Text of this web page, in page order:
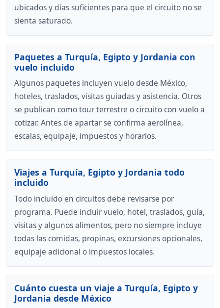
ubicados y días suficientes para que el circuito no se
sienta saturado.
Paquetes a Turquía, Egipto y Jordania con
vuelo incluido
Algunos paquetes incluyen vuelo desde México,
hoteles, traslados, visitas guiadas y asistencia. Otros
se publican como tour terrestre o circuito con vuelo a
cotizar. Antes de apartar se confirma aerolínea,
escalas, equipaje, impuestos y horarios.
Viajes a Turquía, Egipto y Jordania todo
incluido
Todo incluido en circuitos debe revisarse por
programa. Puede incluir vuelo, hotel, traslados, guía,
visitas y algunos alimentos, pero no siempre incluye
todas las comidas, propinas, excursiones opcionales,
equipaje adicional o impuestos locales.
Cuánto cuesta un viaje a Turquía, Egipto y
Jordania desde México